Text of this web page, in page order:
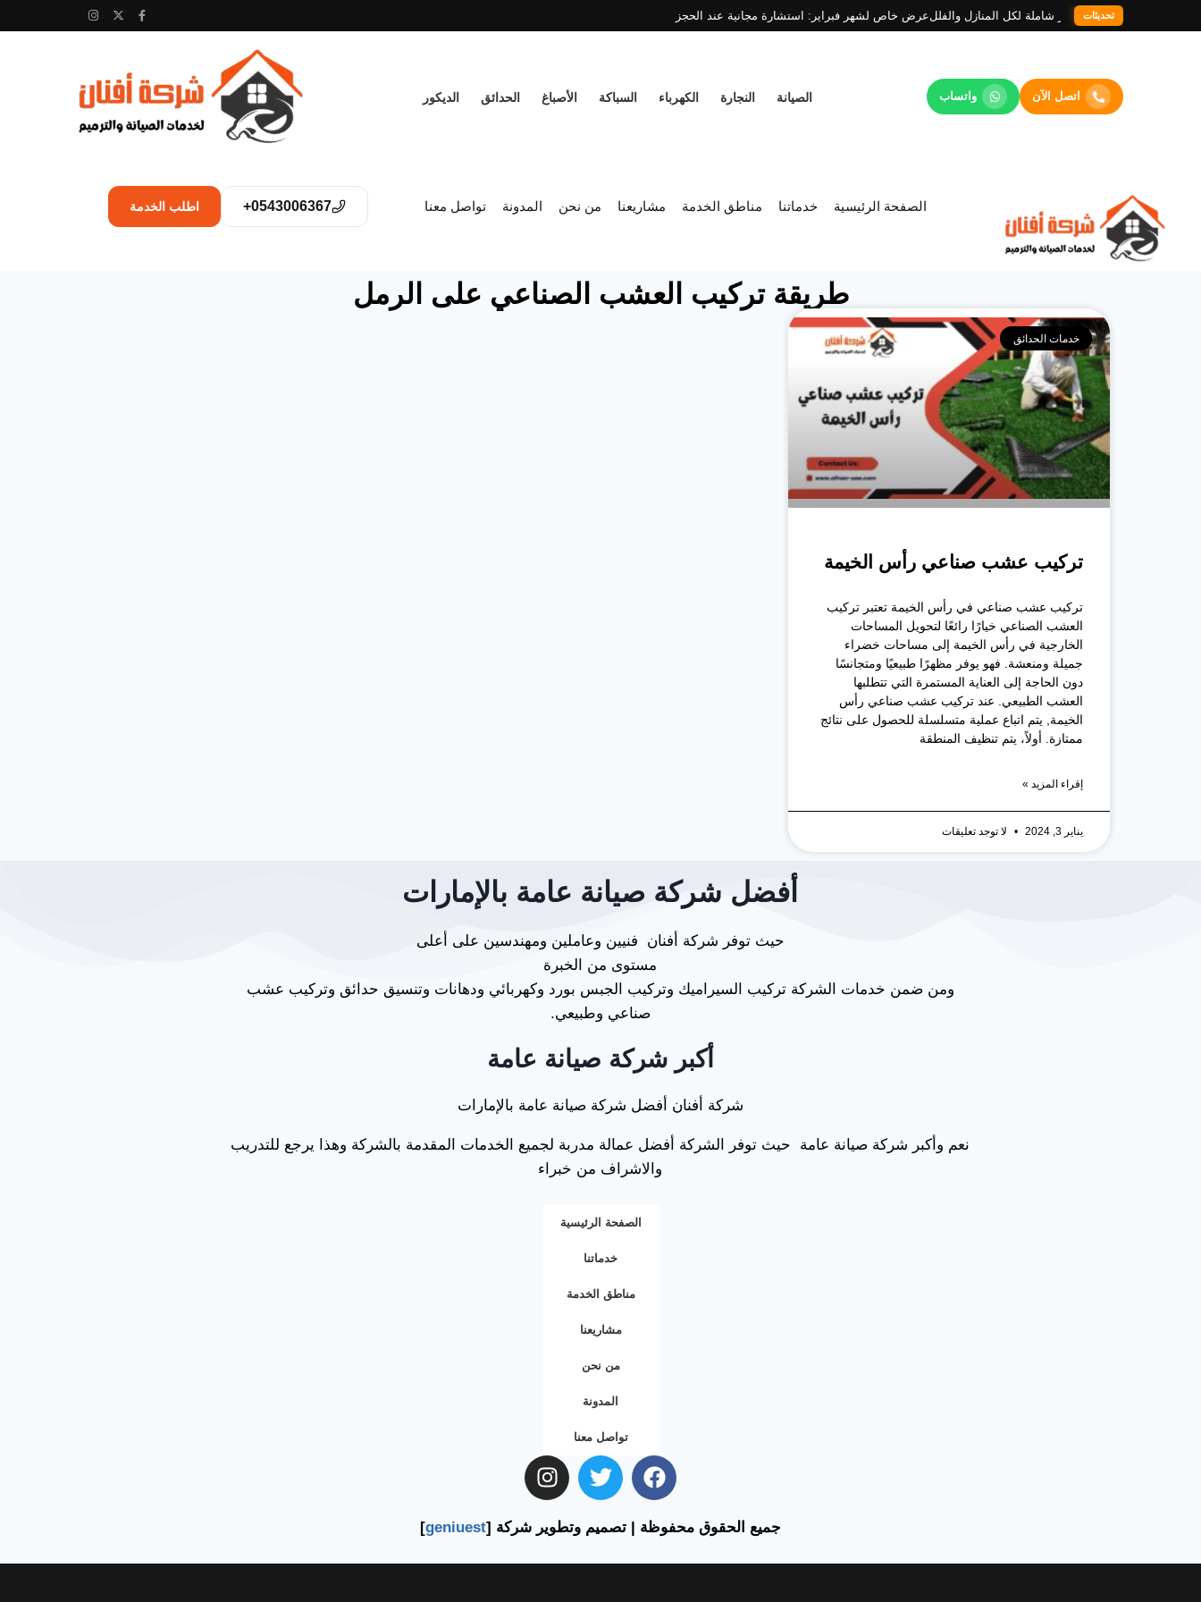
تحديثات
خدمات تنظيف وديكور شاملة لكل المنازل والفللعرض خاص لشهر فبراير: استشارة مجانية عند الحجز
اتصل الآن واتساب الصيانة النجارة الكهرباء السباكة الأصباغ الحدائق الديكور
الصفحة الرئيسية خدماتنا مناطق الخدمة مشاريعنا من نحن المدونة تواصل معنا 0543006367+ اطلب الخدمة
طريقة تركيب العشب الصناعي على الرمل
خدمات الحدائق
تركيب عشب صناعي رأس الخيمة
تركيب عشب صناعي في رأس الخيمة تعتبر تركيب
العشب الصناعي خيارًا رائعًا لتحويل المساحات
الخارجية في رأس الخيمة إلى مساحات خضراء
جميلة ومنعشة. فهو يوفر مظهرًا طبيعيًا ومتجانسًا
دون الحاجة إلى العناية المستمرة التي تتطلبها
العشب الطبيعي. عند تركيب عشب صناعي رأس
الخيمة, يتم اتباع عملية متسلسلة للحصول على نتائج
ممتازة. أولاً، يتم تنظيف المنطقة
إقراء المزيد »
يناير 3, 2024 لا توجد تعليقات
أفضل شركة صيانة عامة بالإمارات
حيث توفر شركة أفنان فنيين وعاملين ومهندسين على أعلى
مستوى من الخبرة
ومن ضمن خدمات الشركة تركيب السيراميك وتركيب الجبس بورد وكهربائي ودهانات وتنسيق حدائق وتركيب عشب
صناعي وطبيعي.
أكبر شركة صيانة عامة
شركة أفنان أفضل شركة صيانة عامة بالإمارات
نعم وأكبر شركة صيانة عامة حيث توفر الشركة أفضل عمالة مدربة لجميع الخدمات المقدمة بالشركة وهذا يرجع للتدريب
والاشراف من خبراء
الصفحة الرئيسية
خدماتنا
مناطق الخدمة
مشاريعنا
من نحن
المدونة
تواصل معنا
جميع الحقوق محفوظة | تصميم وتطوير شركة [geniuest
]